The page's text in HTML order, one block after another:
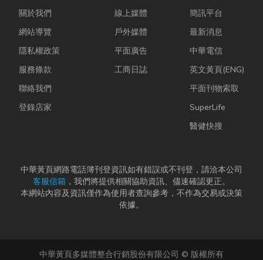
雙手能快速更
換「專屬工
具」的...
節都需要細心
處理，才能讓
家屬...
很深的領域之
前，很多...
關於我們
網站導覽
隱私權政策
服務條款
聯絡我們
登錄店家
線上媒體
戶外媒體
平面廣告
工商日誌
簡訊平台
最新消息
中華電信
英文黃頁(ENG)
平面刊物索取
SuperLife
醫健快搜
中華黃頁網路電話簿刊登資訊如有錯誤或不刊登，請洽本公司
客服信箱 ，我們將提供相關協助資訊、儘速確認更正。
本網站內容及資訊僅作為使用者查詢參考，不作為交易或決策
依據。
中華黃頁多媒體整合行銷股份有限公司 © 版權所有